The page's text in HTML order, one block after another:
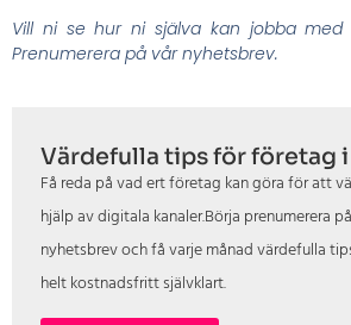
Vill ni se hur ni själva kan jobba med
Prenumerera på vår nyhetsbrev.
Värdefulla tips för företag
Få reda på vad ert företag kan göra för att
hjälp av digitala kanaler.Börja prenumerera
nyhetsbrev och få varje månad värdefulla
helt kostnadsfritt självklart.